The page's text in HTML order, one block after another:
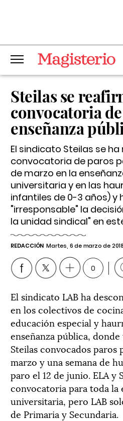
Steilas se
convocatoria
enseñanza
El sindicato Steilas se
convocatoria de paros
de marzo en la
universitaria y en las
infantiles de 0-3 años) y
"irresponsable" la
la unidad sindical" en
REDACCIÓN Martes, 6 de marzo de 2018
0
El sindicato LAB ha
en los colectivos de
educación especial y
enseñanza pública,
Steilas convocados paros
marzo y una semana de
paro el 12 de junio. ELA y
convocatoria para toda la
universitaria, pero LAB
de Primaria y Secundaria.